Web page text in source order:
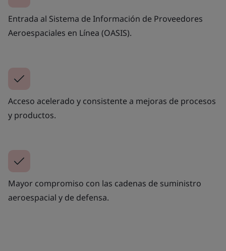
Entrada al Sistema de Información de Proveedores
Aeroespaciales en Línea (OASIS).
Acceso acelerado y consistente a mejoras de procesos
y productos.
Mayor compromiso con las cadenas de suministro
aeroespacial y de defensa.